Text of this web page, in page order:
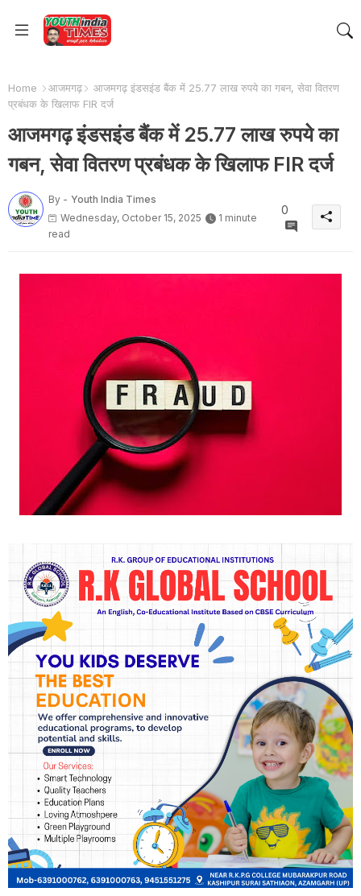
Home आजमगढ़
आजमगढ़ इंडसइंड बैंक में 25.77 लाख रुपये का गबन, सेवा वितरण
प्रबंधक के खिलाफ FIR दर्ज
आजमगढ़ इंडसइंड बैंक में 25.77 लाख रुपये का
गबन, सेवा वितरण प्रबंधक के खिलाफ FIR दर्ज
By - Youth India Times
Wednesday, October 15, 2025
1 minute
read
0